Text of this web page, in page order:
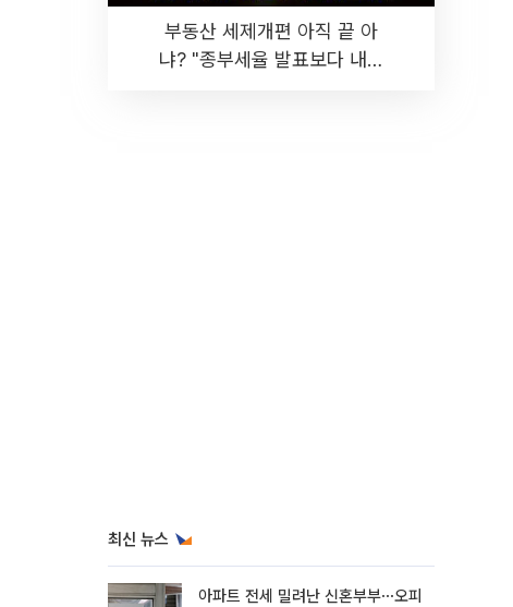
부동산 세제개편 아직 끝 아
냐? "종부세율 발표보다 내릴
최신 뉴스
아파트 전세 밀려난 신혼부부⋯오피